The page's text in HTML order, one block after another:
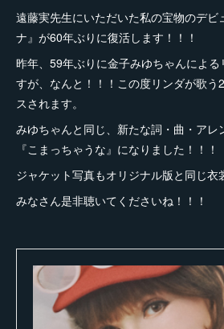
遠藤実先生にいただいた私の宝物のデビ
ナ』が60年ぶりに復活します！！！
昨年、59年ぶりに金子みゆちゃんによ
すが、なんと！！！この度リンダが歌う
スされます。
みゆちゃんと同じ、新たな詞・曲・アレ
『こまっちゃうな』になりました！！！
ジャケット写真もオリジナル版と同じ衣
みなさん是非聴いてくださいね！！！